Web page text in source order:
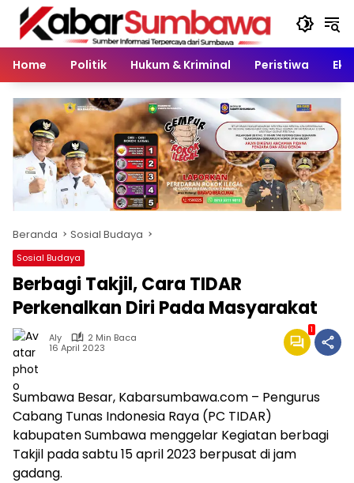
Langsung
konten
Home
Politik Hukum & Kriminal Peristiwa
Beranda Sosial Budaya
Sosial Budaya
Berbagi Takjil, Cara TIDAR
Perkenalkan Diri Pada Masyarakat
Aly
2 Min Baca
16 April 2023
1
Sumbawa Besar, Kabarsumbawa.com – Pengurus
Cabang Tunas Indonesia Raya (PC TIDAR)
kabupaten Sumbawa menggelar Kegiatan berbagi
Takjil pada sabtu 15 april 2023 berpusat di jam
gadang.